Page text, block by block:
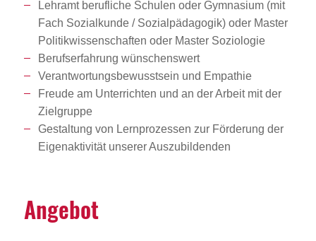
Lehramt berufliche Schulen oder Gymnasium (mit
Fach Sozialkunde / Sozialpädagogik) oder Master
Politikwissenschaften oder Master Soziologie
Berufserfahrung wünschenswert
Verantwortungsbewusstsein und Empathie
Freude am Unterrichten und an der Arbeit mit der
Zielgruppe
Gestaltung von Lernprozessen zur Förderung der
Eigenaktivität unserer Auszubildenden
Angebot